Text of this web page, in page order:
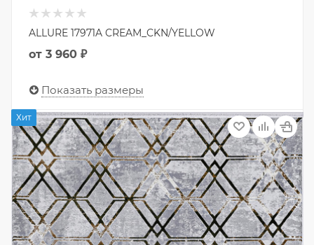
ALLURE 17971A CREAM_CKN/YELLOW
от 3 960 ₽
Показать размеры
Хит